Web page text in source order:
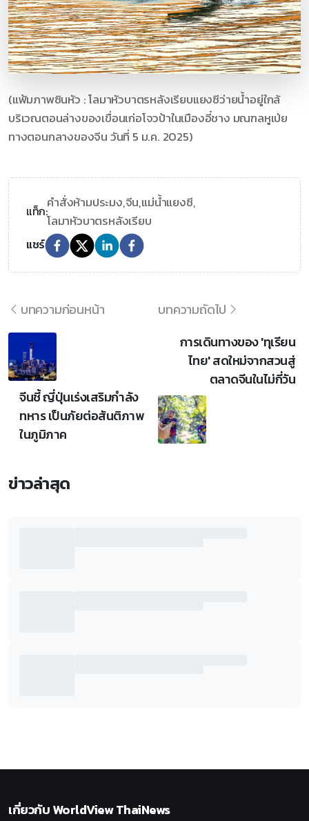
(แฟ้มภาพซินหัว : โลมาหัวบาตรหลังเรียบแยงซีว่ายน้ำอยู่ใกล้
บริเวณตอนล่างของเขื่อนเก่อโจวป้าในเมืองอี๋ชาง มณฑลหูเป่ย
ทางตอนกลางของจีน วันที่ 5 ม.ค. 2025)
แท็ก:คำสั่งห้ามประมง,จีน,แม่น้ำแยงซี,
โลมาหัวบาตรหลังเรียบ
แชร์
บทความก่อนหน้า
จีนชี้ ญี่ปุ่นเร่งเสริมกำลัง
ทหาร เป็นภัยต่อสันติภาพ
ในภูมิภาค
บทความถัดไป
การเดินทางของ 'ทุเรียน
ไทย' สดใหม่จากสวนสู่
ตลาดจีนในไม่กี่วัน
ข่าวล่าสุด
เกี่ยวกับWorldView ThaiNews